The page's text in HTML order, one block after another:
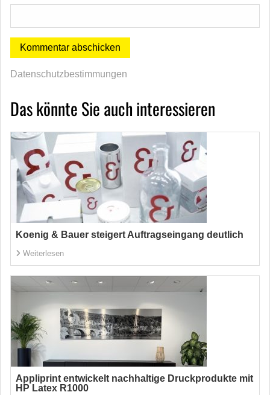
Datenschutzbestimmungen
Das könnte Sie auch interessieren
Koenig & Bauer steigert Auftragseingang deutlich
Weiterlesen
Appliprint entwickelt nachhaltige Druckprodukte mit
HP Latex R1000